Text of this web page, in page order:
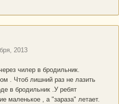
2013
чилер в бродильник.
. Чтоб лишний раз не лазить
в бродильник .У ребят
маленькое , а "зараза" летает.